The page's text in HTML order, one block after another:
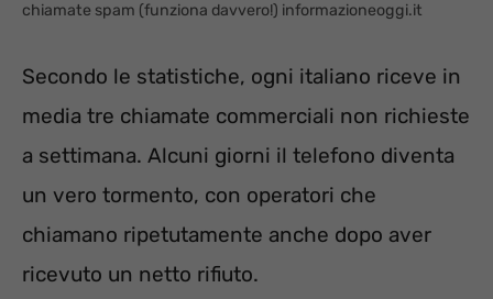
chiamate spam (funziona davvero!) informazioneoggi.it
Secondo le statistiche, ogni italiano riceve in
media tre chiamate commerciali non richieste
a settimana. Alcuni giorni il telefono diventa
un vero tormento, con operatori che
chiamano ripetutamente anche dopo aver
ricevuto un netto rifiuto.